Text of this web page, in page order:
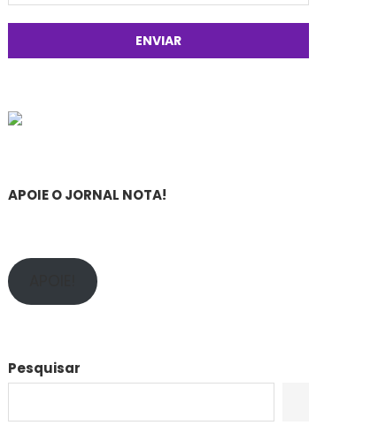
APOIE O JORNAL NOTA!
Pesquisar